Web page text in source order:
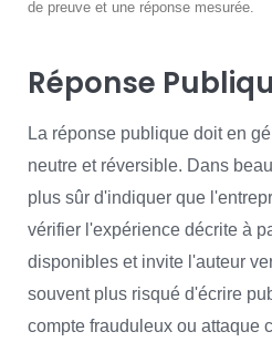
de preuve et une réponse mesurée.
Réponse
La réponse publique doit en
neutre et réversible. Dans
plus sûr d'indiquer que
vérifier l'expérience décrite à
disponibles et invite l'auteur
souvent plus risqué d'écrire
compte frauduleux ou attaque